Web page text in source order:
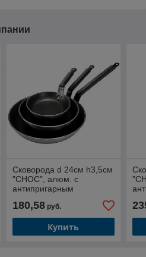
Сковорода d 24см h3,5см
"CHOC", алюм. с
антипригарным
180,58руб.
Купить